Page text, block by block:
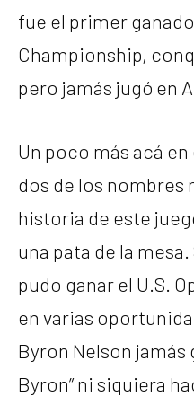
fue el primer
Championship,
pero jamás jugó en
Un poco más acá
dos de los nombres
historia de este
una pata de la
pudo ganar el U.S.
en varias
Byron Nelson jamás
Byron” ni siquiera